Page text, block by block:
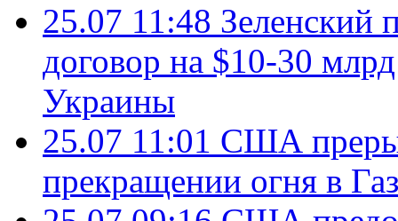
25.07 11:48 Зеленский
договор на $10-30
Украины
25.07 11:01 США
прекращении огня в